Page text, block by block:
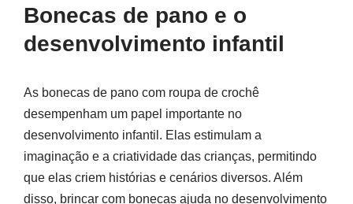
Bonecas de pano e o
desenvolvimento infantil
As bonecas de pano com roupa de crochê
desempenham um papel importante no
desenvolvimento infantil. Elas estimulam a
imaginação e a criatividade das crianças, permitindo
que elas criem histórias e cenários diversos. Além
disso, brincar com bonecas ajuda no desenvolvimento